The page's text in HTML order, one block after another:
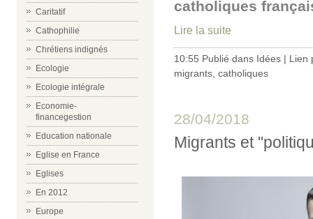
Caritatif
Cathophilie
Chrétiens indignés
Ecologie
Ecologie intégrale
Economie-
financegestion
Education nationale
Eglise en France
Eglises
En 2012
Europe
catholiques
Lire la suite
10:55 Publié dans Idées | Lien
migrants catholiques
28/04/2018
Migrants et